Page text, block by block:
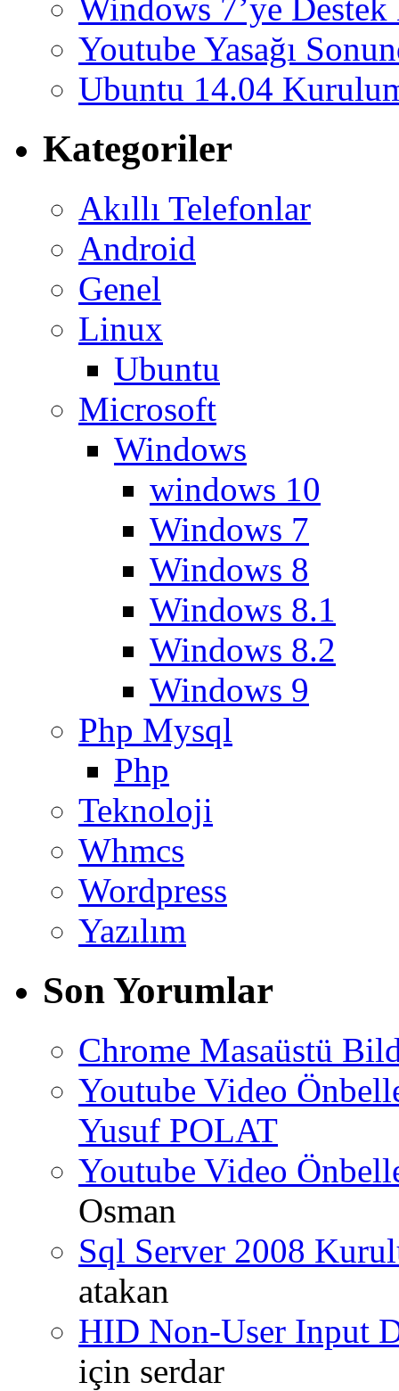
Windows 7’ye
Youtube Yasağı
Ubuntu 14.04
Kategoriler
Akıllı Telefonlar
Android
Genel
Linux
Ubuntu
Microsoft
Windows
windows 10
Windows 7
Windows 8
Windows 8.1
Windows 8.2
Windows 9
Php Mysql
Php
Teknoloji
Whmcs
Wordpress
Yazılım
Son Yorumlar
Chrome Masaüstü
Youtube Video
Yusuf POLAT
Youtube Video
Osman
Sql Server 2008
atakan
HID Non-User Input
için serdar